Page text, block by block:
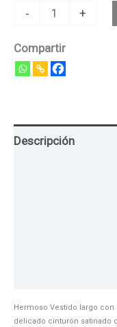
- +
Compartir
Descripción
Hermoso Vestido largo
delicado cinturón satinado